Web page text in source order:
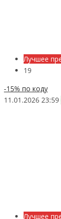
Лучшее
19
-15% по коду
11.01.2026 23:59
Лучшее